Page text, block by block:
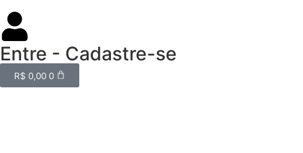
Entre - Cadastre-se
R$ 0,00 0